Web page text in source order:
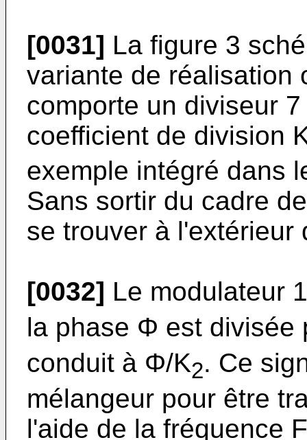
[0031] La figure 3
variante de réalisation
comporte un diviseur
coefficient de division
exemple intégré dans
Sans sortir du cadre
se trouver à l'extérieur
[0032] Le modulateur
la phase Φ est divisée
conduit à Φ/K2. Ce
mélangeur pour être
l'aide de la fréquence F